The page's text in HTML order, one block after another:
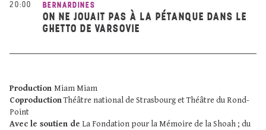
20:00 BERNARDINES
ON NE JOUAIT PAS À LA PÉTANQUE DANS LE
GHETTO DE VARSOVIE
Production Miam Miam
CoproductionThéâtre national de Strasbourg et Théâtre du Rond-
Point
Avec le soutien de La Fondation pour la Mémoire de la Shoah ; du